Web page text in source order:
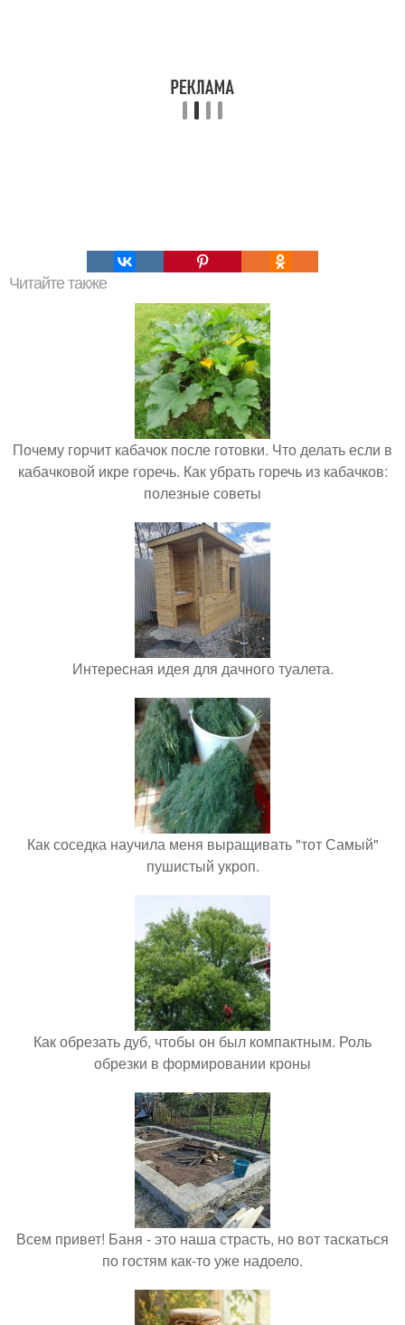
Читайте также
Почему горчит кабачок после готовки. Что делать если в
кабачковой икре горечь. Как убрать горечь из кабачков:
полезные советы
Интересная идея для дачного туалета.
Как соседка научила меня выращивать "тот Самый"
пушистый укроп.
Как обрезать дуб, чтобы он был компактным. Роль
обрезки в формировании кроны
Всем привет! Баня - это наша страсть, но вот таскаться
по гостям как-то уже надоело.